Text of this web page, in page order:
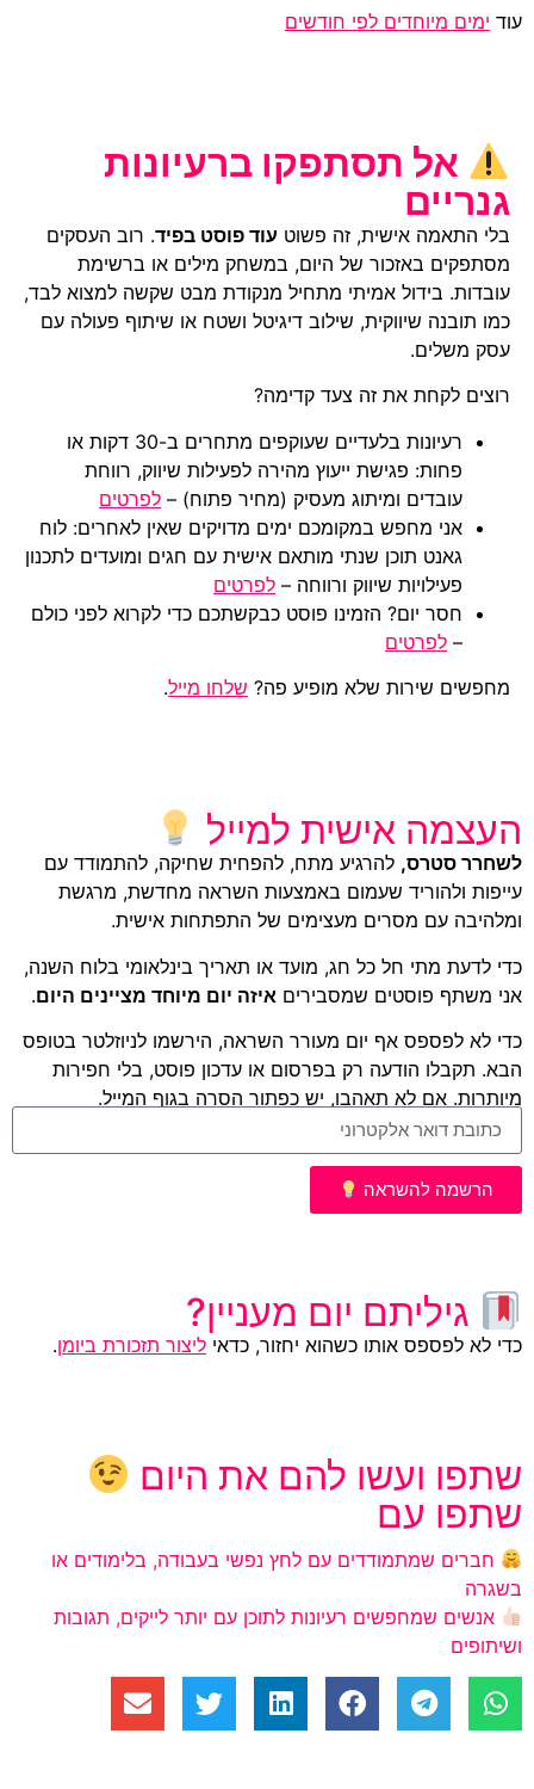
עוד ימים מיוחדים לפי חודשים
אל תסתפקו ברעיונות
גנריים
בלי התאמה אישית, זה פשוט עוד פוסט בפיד. רוב העסקים
מסתפקים באזכור של היום, במשחק מילים או ברשימת
עובדות. בידול אמיתי מתחיל מנקודת מבט שקשה למצוא לבד,
כמו תובנה שיווקית, שילוב דיגיטל ושטח או שיתוף פעולה עם
עסק משלים.
רוצים לקחת את זה צעד קדימה?
רעיונות בלעדיים שעוקפים מתחרים ב-30 דקות או
פחות: פגישת ייעוץ מהירה לפעילות שיווק, רווחת
עובדים ומיתוג מעסיק (מחיר פתוח) – לפרטים
אני מחפש במקומכם ימים מדויקים שאין לאחרים: לוח
גאנט תוכן שנתי מותאם אישית עם חגים ומועדים לתכנון
פעילויות שיווק ורווחה – לפרטים
חסר יום? הזמינו פוסט כבקשתכם כדי לקרוא לפני כולם
– לפרטים
מחפשים שירות שלא מופיע פה? שלחו מייל.
העצמה אישית למייל
לשחרר סטרס, להרגיע מתח, להפחית שחיקה, להתמודד עם
עייפות ולהוריד שעמום באמצעות השראה מחדשת, מרגשת
ומלהיבה עם מסרים מעצימים של התפתחות אישית.
כדי לדעת מתי חל כל חג, מועד או תאריך בינלאומי בלוח השנה,
אני משתף פוסטים שמסבירים איזה יום מיוחד מציינים היום.
כדי לא לפספס אף יום מעורר השראה, הירשמו לניוזלטר בטופס
הבא. תקבלו הודעה רק בפרסום או עדכון פוסט, בלי חפירות
מיותרות. אם לא תאהבו, יש כפתור הסרה בגוף המייל.
הרשמה להשראה
גיליתם יום מעניין?
כדי לא לפספס אותו כשהוא יחזור, כדאי ליצור תזכורת ביומן.
שתפו ועשו להם את היום
שתפו עם
חברים שמתמודדים עם לחץ נפשי בעבודה, בלימודים או
בשגרה
אנשים שמחפשים רעיונות לתוכן עם יותר לייקים, תגובות
ושיתופים